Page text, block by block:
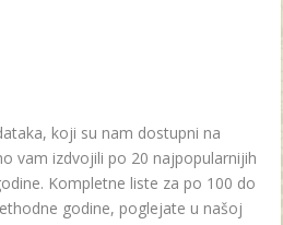
koji su nam dostupni na
vam izdvojili po 20 najpopularnijih
Kompletne liste za po 100 do
godine, poglejate u našoj